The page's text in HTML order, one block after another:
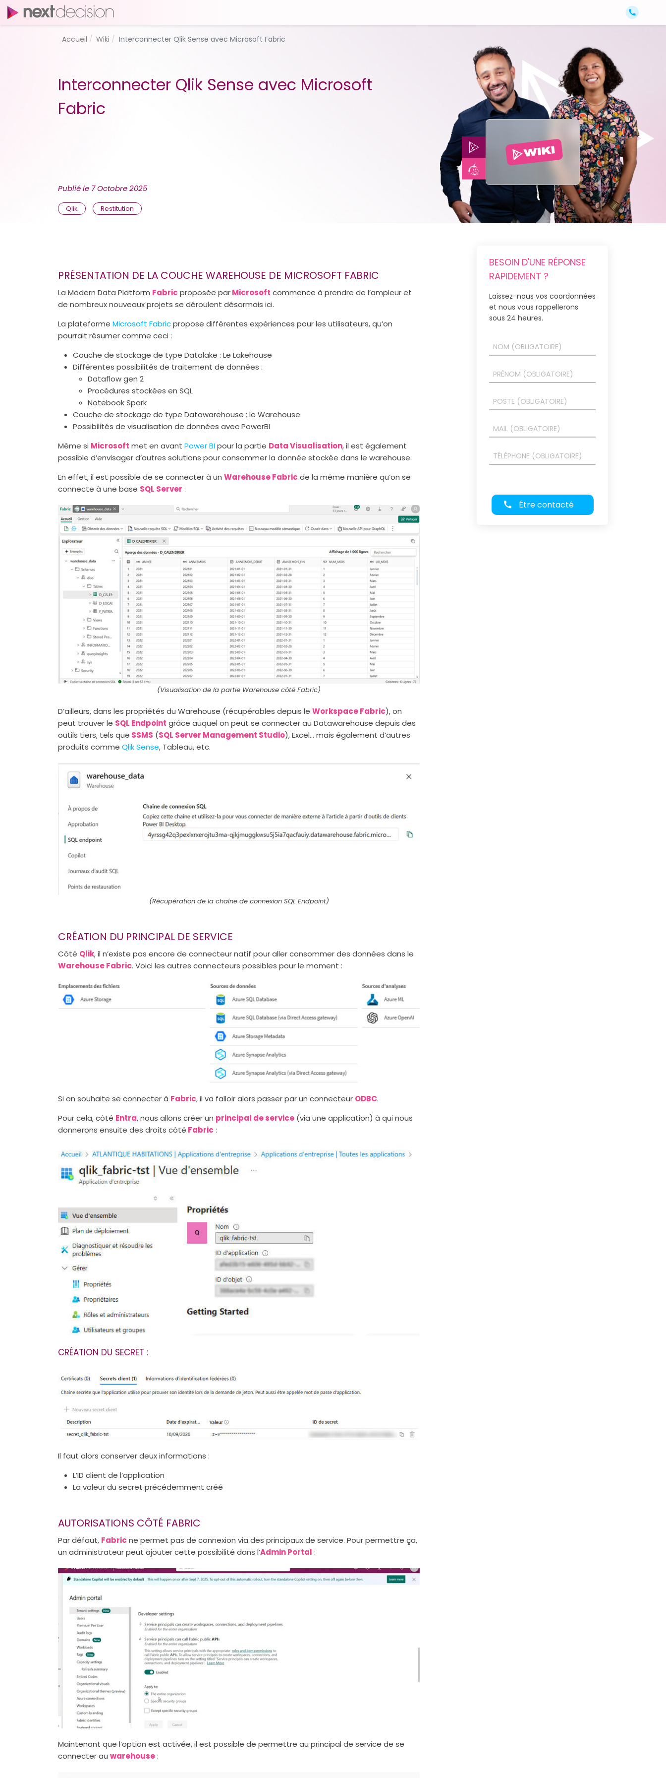
Accueil Wiki Interconnecter Qlik Sense avec Microsoft Fabric
Interconnecter Qlik Sense avec Microsoft
Fabric
Publié le 7 Octobre 2025
Qlik Restitution
PRÉSENTATION DE LA COUCHE WAREHOUSE DE MICROSOFT FABRIC
La Modern Data Platform Fabric proposée parMicrosoft commence à prendre de l’ampleur et
de nombreux nouveaux projets se déroulent désormais ici.
La plateforme Microsoft Fabricpropose différentes expériences pour les utilisateurs, qu’on
pourrait résumer comme ceci :
Couche de stockage de type Datalake : Le Lakehouse
Différentes possibilités de traitement de données :
Dataflow gen 2
Procédures stockées en SQL
Notebook Spark
Couche de stockage de type Datawarehouse : le Warehouse
Possibilités de visualisation de données avec PowerBI
Même si Microsoft met en avant Power BIpour la partie Data Visualisation, il est également
possible d’envisager d’autres solutions pour consommer la donnée stockée dans le warehouse.
En effet, il est possible de se connecter à un Warehouse Fabric de la même manière qu’on se
connecte à une base SQL Server :
(Visualisation de la partie Warehouse côté Fabric)
D’ailleurs, dans les propriétés du Warehouse (récupérables depuis le Workspace Fabric), on
peut trouver le SQL Endpoint grâce auquel on peut se connecter au Datawarehouse depuis des
outils tiers, tels que SSMS (SQL Server Management Studio), Excel… mais également d’autres
produits comme Qlik Sense, Tableau, etc.
(Récupération de la chaîne de connexion SQL Endpoint)
CRÉATION DU PRINCIPAL DE SERVICE
Côté Qlik, il n’existe pas encore de connecteur natif pour aller consommer des données dans le
Warehouse Fabric. Voici les autres connecteurs possibles pour le moment :
Si on souhaite se connecter à Fabric, il va falloir alors passer par un connecteur ODBC.
Pour cela, côté Entra, nous allons créer un principal de service (via une application) à qui nous
donnerons ensuite des droits côté Fabric :
CRÉATION DU SECRET :
Il faut alors conserver deux informations :
L’ID client de l’application
La valeur du secret précédemment créé
AUTORISATIONS CÔTÉ FABRIC
Par défaut, Fabric ne permet pas de connexion via des principaux de service. Pour permettre ça,
un administrateur peut ajouter cette possibilité dans l’Admin Portal :
Maintenant que l’option est activée, il est possible de permettre au principal de service de se
connecter au warehouse:
BESOIN D'UNE RÉPONSE
RAPIDEMENT ?
Laissez-nous vos coordonnées
et nous vous rappellerons
sous 24 heures.
Être contacté